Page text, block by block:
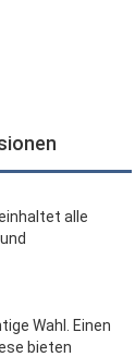
alle
Wahl. Einen
bieten